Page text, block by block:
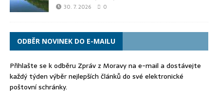
30. 7. 2026 0
ODBĚR NOVINEK DO E-MAILU
Přihlašte se k odběru Zpráv z Moravy na e-mail a dostávejte
každý týden výběr nejlepších článků do své elektronické
poštovní schránky.